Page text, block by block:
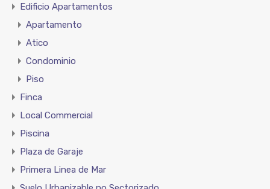
Edificio Apartamentos
Apartamento
Atico
Condominio
Piso
Finca
Local Commercial
Piscina
Plaza de Garaje
Primera Linea de Mar